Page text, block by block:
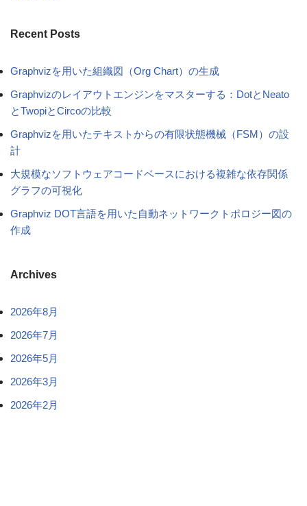
Recent Posts
Graphvizを用いた組織図（Org Chart）の生成
Graphvizのレイアウトエンジンをマスターする：DotとNeato
とTwopiとCircoの比較
Graphvizを用いたテキストからの有限状態機械（FSM）の設
計
大規模なソフトウェアコードベースにおける複雑な依存関係
グラフの可視化
Graphviz DOT言語を用いた自動ネットワークトポロジー図の
作成
Archives
2026年8月
2026年7月
2026年5月
2026年3月
2026年2月